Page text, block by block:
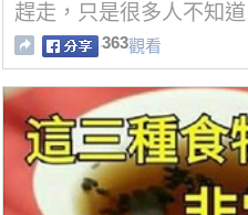
趕走，只是很多人不知道
363觀看